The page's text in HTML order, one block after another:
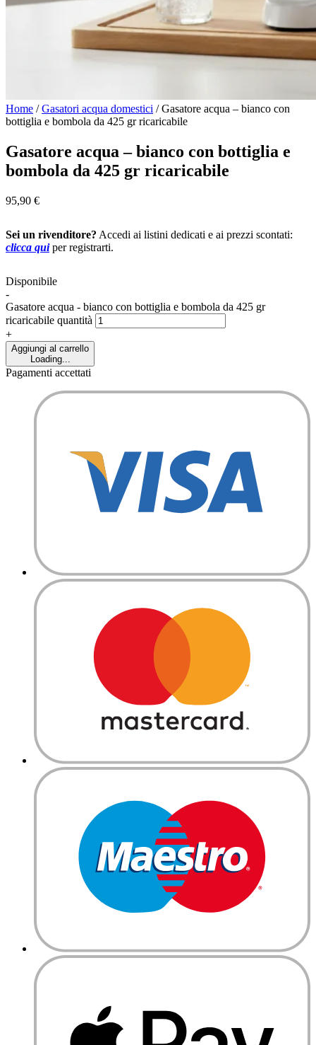
Home /Gasatori acqua domestici​ /Gasatore acqua – bianco con
bottiglia e bombola da 425 gr ricaricabile
Gasatore acqua – bianco con bottiglia e
bombola da 425 gr ricaricabile
95,90 €
Sei un rivenditore? Accedi ai listini dedicati e ai prezzi scontati:
clicca quiper registrarti.
Disponibile
-
Gasatore acqua - bianco con bottiglia e bombola da 425 gr
ricaricabile quantità
+
Aggiungi al carrello
Loading...
Pagamenti accettati